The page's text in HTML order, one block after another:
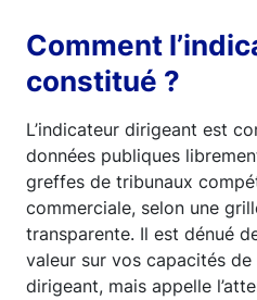
Comment
constitué ?
L’indicateur dirigeant est
données publiques
greffes de tribunaux
commerciale, selon une
transparente. Il est dénué
valeur sur vos capacités
dirigeant, mais appelle